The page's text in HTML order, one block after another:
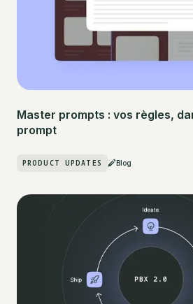
Master prompts : vos règles,
prompt
PRODUCT UPDATES Blog